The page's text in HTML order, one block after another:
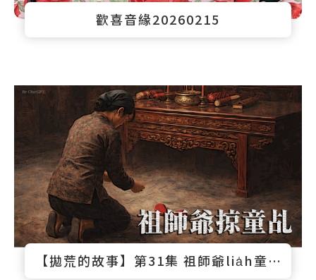
歡喜音緣20260215
【拋荒的故事】第31集 祖師爺lia̍h童乩